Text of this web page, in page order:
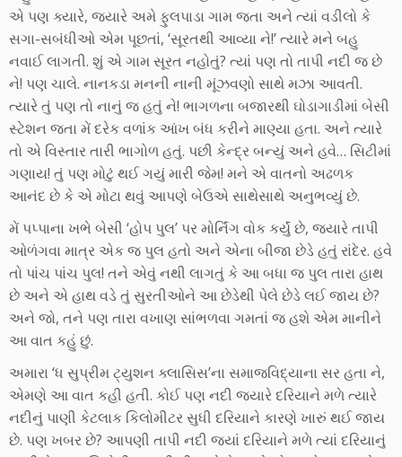
એ પણ ક્યારે, જ્યારે અમે ફુલપાડા ગામ જતા અને ત્યાં વડીલો કે
સગા-સબંધીઓ એમ પૂછતાં, ‘સૂરતથી આવ્યા ને!’ ત્યારે મને બહુ
નવાઈ લાગતી. શું એ ગામ સૂરત નહોતું? ત્યાં પણ તો તાપી નદી જ છે
ને! પણ ચાલે. નાનકડા મનની નાની મૂંઝવણો સાથે મઝા આવતી.
ત્યારે તું પણ તો નાનું જ હતું ને! ભાગળના બજારથી ઘોડાગાડીમાં બેસી
સ્ટેશન જતા મેં દરેક વળાંક આંખ બંધ કરીને માણ્યા હતા. અને ત્યારે
તો એ વિસ્તાર તારી ભાગોળ હતું. પછી કેન્દ્ર બન્યું અને હવે… સિટીમાં
ગણાય! તું પણ મોટું થઈ ગયું મારી જેમ! મને એ વાતનો અઢળક
આનંદ છે કે એ મોટા થવું આપણે બેઉએ સાથેસાથે અનુભવ્યું છે.
મેં પપ્પાના ખભે બેસી ‘હોપ પુલ’ પર મોર્નિંગ વોક કર્યું છે, જ્યારે તાપી
ઓળંગવા માત્ર એક જ પુલ હતો અને એના બીજા છેડે હતું રાંદેર. હવે
તો પાંચ પાંચ પુલ! તને એવું નથી લાગતું કે આ બધા જ પુલ તારા હાથ
છે અને એ હાથ વડે તું સુરતીઓને આ છેડેથી પેલે છેડે લઈ જાય છે?
અને જો, તને પણ તારા વખાણ સાંભળવા ગમતાં જ હશે એમ માનીને
આ વાત કહું છું.
અમારા ‘ધ સુપ્રીમ ટ્યુશન ક્લાસિસ’ના સમાજવિદ્યાના સર હતા ને,
એમણે આ વાત કહી હતી. કોઈ પણ નદી જયારે દરિયાને મળે ત્યારે
નદીનું પાણી કેટલાક કિલોમીટર સુધી દરિયાને કારણે ખારું થઈ જાય
છે. પણ ખબર છે? આપણી તાપી નદી જ્યાં દરિયાને મળે ત્યાં દરિયાનું